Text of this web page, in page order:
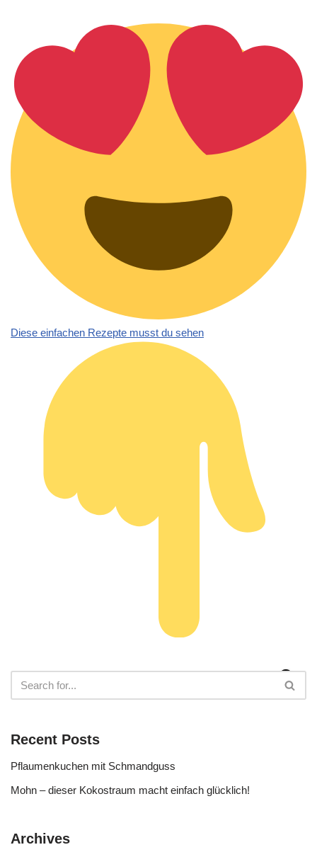
Diese einfachen Rezepte musst du sehen
Recent Posts
Pflaumenkuchen mit Schmandguss
Mohn – dieser Kokostraum macht einfach glücklich!
Archives